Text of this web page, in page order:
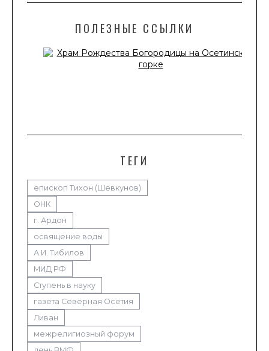
ПОЛЕЗНЫЕ ССЫЛКИ
ТЕГИ
епископ Тихон (Шевкунов)
ОНК
г. Ардон
освящение воды
А.И. Тибилов
МИД РФ
Ступень в науку
газета Северная Осетия
Ливан
межрелигиозный форум